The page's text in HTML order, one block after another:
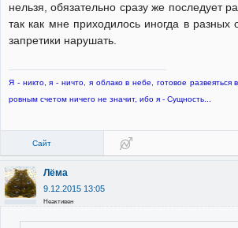
нельзя, обязательно сразу же последует
так как мне приходилось иногда в разных
запретики нарушать.
Я - никто, я - ничто, я облако в небе, готовое
ровным счетом ничего не значит, ибо я - Сущность...
Сайт
Лёма
9.12.2015 13:05
Неактивен